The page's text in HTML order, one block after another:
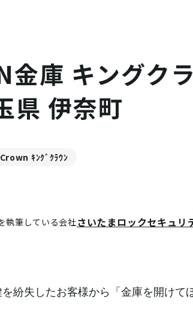
金庫 キングク
県 伊奈町
ｷﾝｸﾞｸﾗｳﾝ
執筆している会社さいたまロックセキュリ
紛失したお客様から「金庫を開けて